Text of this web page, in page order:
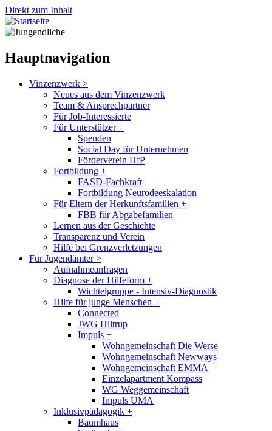
Direkt zum Inhalt
Hauptnavigation
Vinzenzwerk >
Neues aus dem Vinzenzwerk
Team & Ansprechpartner
Für Job-Interessierte
Für Unterstützer +
Spenden
Social Day für Unternehmen
Förderverein HfP
Fortbildung +
FASD-Fachkraft
Fortbildung Neurodeeskalation
Für Eltern der Herkunftsfamilien +
FBB für Abgabefamilien
Lernen aus der Geschichte
Transparenz und Verein
Hilfe bei Grenzverletzungen
Für Jugendämter >
Aufnahmeanfragen
Diagnose der Hilfeform +
Wichtelgruppe - Intensiv-Diagnostik
Hilfe für junge Menschen +
Connected
JWG Hiltrup
Impuls +
Wohngemeinschaft Die Werse
Wohngemeinschaft Newways
Wohngemeinschaft EMMA
Einzelapartment Kompass
WG Weggemeinschaft
Impuls UMA
Inklusivpädagogik +
Baumhaus